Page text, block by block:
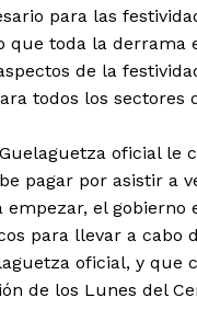
para las
que toda la derrama
de la
todos los
oficial le
pagar por asistir a
el
para llevar a cabo
oficial, y
de los Lunes del